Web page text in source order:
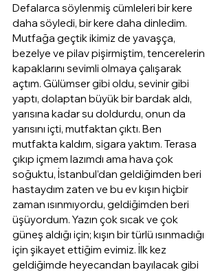
Defalarca söylenmiş cümleleri bir kere
daha söyledi, bir kere daha dinledim.
Mutfağa geçtik ikimiz de yavaşça,
bezelye ve pilav pişirmiştim, tencerelerin
kapaklarını sevimli olmaya çalışarak
açtım. Gülümser gibi oldu, sevinir gibi
yaptı, dolaptan büyük bir bardak aldı,
yarısına kadar su doldurdu, onun da
yarısını içti, mutfaktan çıktı. Ben
mutfakta kaldım, sigara yaktım. Terasa
çıkıp içmem lazımdı ama hava çok
soğuktu, İstanbul’dan geldiğimden beri
hastaydım zaten ve bu ev kışın hiçbir
zaman ısınmıyordu, geldiğimden beri
üşüyordum. Yazın çok sıcak ve çok
güneş aldığı için; kışın bir türlü ısınmadığı
için şikayet ettiğim evimiz. İlk kez
geldiğimde heyecandan bayılacak gibi